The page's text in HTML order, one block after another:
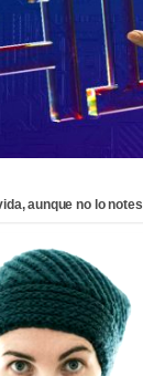
aunque no lo notes